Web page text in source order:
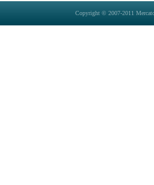
Copyright © 2007-2011